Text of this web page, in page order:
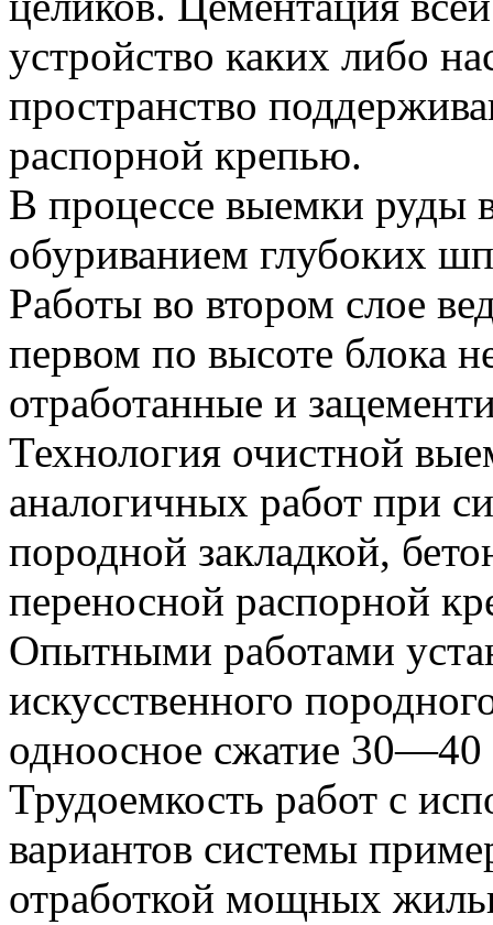
устройство каких либо
пространство
распорной крепью.
В процессе выемки руды
обуриванием глубоких
Работы во втором слое
первом по высоте блока
отработанные и
Технология очистной
аналогичных работ при
породной закладкой,
переносной распорной
Опытными работами
искусственного
одноосное сжатие
Трудоемкость работ с
вариантов системы
отработкой мощных